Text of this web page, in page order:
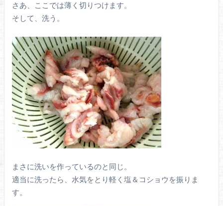
さあ、ここでは薄く切りつけます。
そして、洗う。
まさに洗いを作っているのと同じ。
適当に洗ったら、水気をとり軽く塩＆コショウを振りま
す。